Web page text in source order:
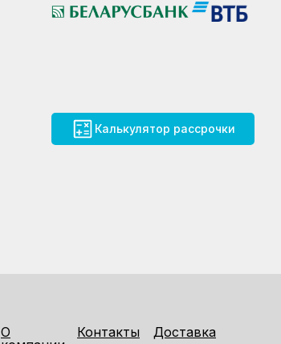
Калькулятор рассрочки
О
Контакты Доставка